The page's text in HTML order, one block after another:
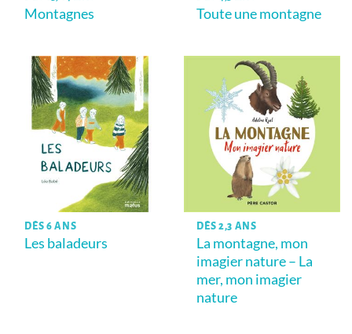
Montagnes Toute une montagne
DÈS 6 ANS
Les baladeurs
DÈS 2,3 ANS
La montagne, mon
imagier nature – La
mer, mon imagier
nature